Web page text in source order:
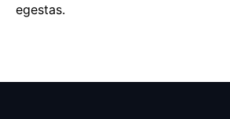
egestas.